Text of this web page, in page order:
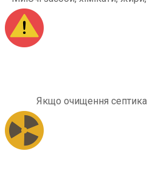
Якщо очищення септика